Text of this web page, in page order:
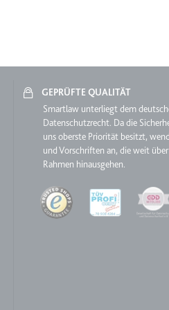
mit eingebetteten Inhalten zu
von YouTube-Videoinhalten
GEPRÜFTE QUALITÄT
Smartlaw unterliegt dem
Datenschutzrecht. Da die
uns oberste Priorität besitzt,
und Vorschriften an, die weit
Rahmen hinausgehen.
Quality